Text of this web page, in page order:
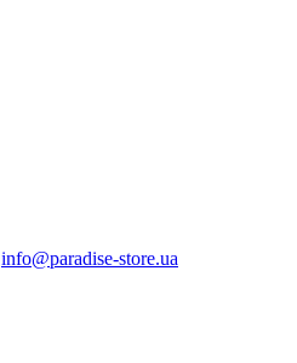
info@paradise-store.ua